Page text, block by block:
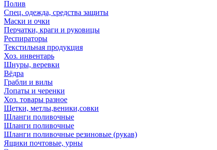
Полив
Спец. одежда, средства защиты
Маски и очки
Перчатки, краги и руковицы
Респираторы
Текстильная продукция
Хоз. инвентарь
Шнуры, веревки
Вёдра
Грабли и вилы
Лопаты и черенки
Хоз. товары разное
Щетки, метлы,веники,совки
Шланги поливочные
Шланги поливочные
Шланги поливочные резиновые (рукав)
Ящики почтовые, урны